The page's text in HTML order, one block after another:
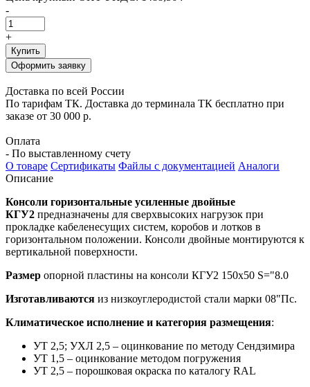
-
+
Купить
Оформить заявку
Доставка по всей России
По тарифам ТК. Доставка до терминала ТК бесплатно при
заказе от 30 000 р.
Оплата
- По выставленному счету
О товаре Сертификаты Файлы с документацией Аналоги
Описание
Консоли горизонтальные усиленные двойные
КГУ2 предназначены для сверхвысоких нагрузок при
прокладке кабеленесущих систем, коробов и лотков в
горизонтальном положении. Консоли двойные монтируются к
вертикальной поверхности.
Размер опорной пластины на консоли КГУ2 150х50 S="8.0
Изготавливаются из низкоуглеродистой стали марки 08"Пс.
Климатическое исполнение и категория размещения:
УТ 2,5; УХЛ 2,5 – оцинкование по методу Сендзимира
УТ 1,5 – оцинкование методом погружения
УТ 2,5 – порошковая окраска по каталогу RAL